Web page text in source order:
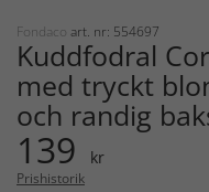
Fondaco art. nr: 554697
Kuddfodral
med tryckt
och randig
139 kr
Prishistorik